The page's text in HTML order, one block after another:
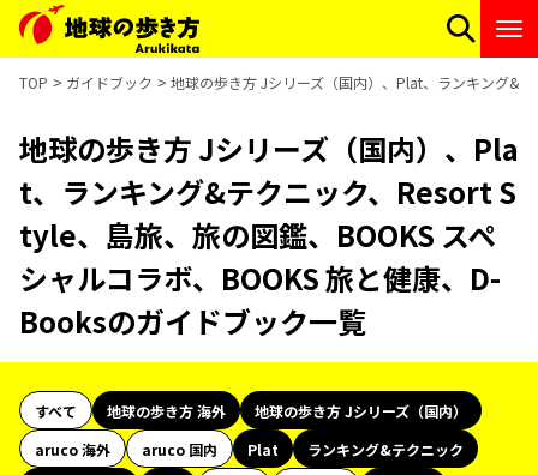
TOP ガイドブック 地球の歩き方 Jシリーズ（国内）、Plat、ランキング&
地球の歩き方 Jシリーズ（国内）、Pla
t、ランキング&テクニック、Resort S
tyle、島旅、旅の図鑑、BOOKS スペ
シャルコラボ、BOOKS 旅と健康、D-
Booksのガイドブック一覧
すべて 地球の歩き方 海外
地球の歩き方 Jシリーズ（国内）
aruco 海外
aruco 国内 Plat
ランキング&テクニック